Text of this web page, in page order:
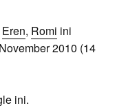
Eren, Romi ini
2010 (14
ini.